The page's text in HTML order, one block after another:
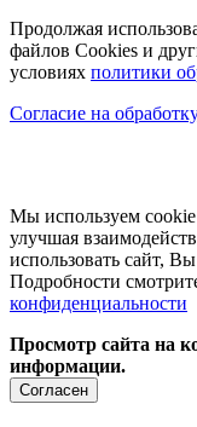
Продолжая
файлов Cookies и
условиях политики
Согласие на
Мы используем cookie
улучшая
использовать сайт,
Подробности
конфиденциальности
Просмотр сайта на
информации.
Согласен